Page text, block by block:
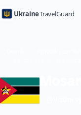
UkraineTravelGuard